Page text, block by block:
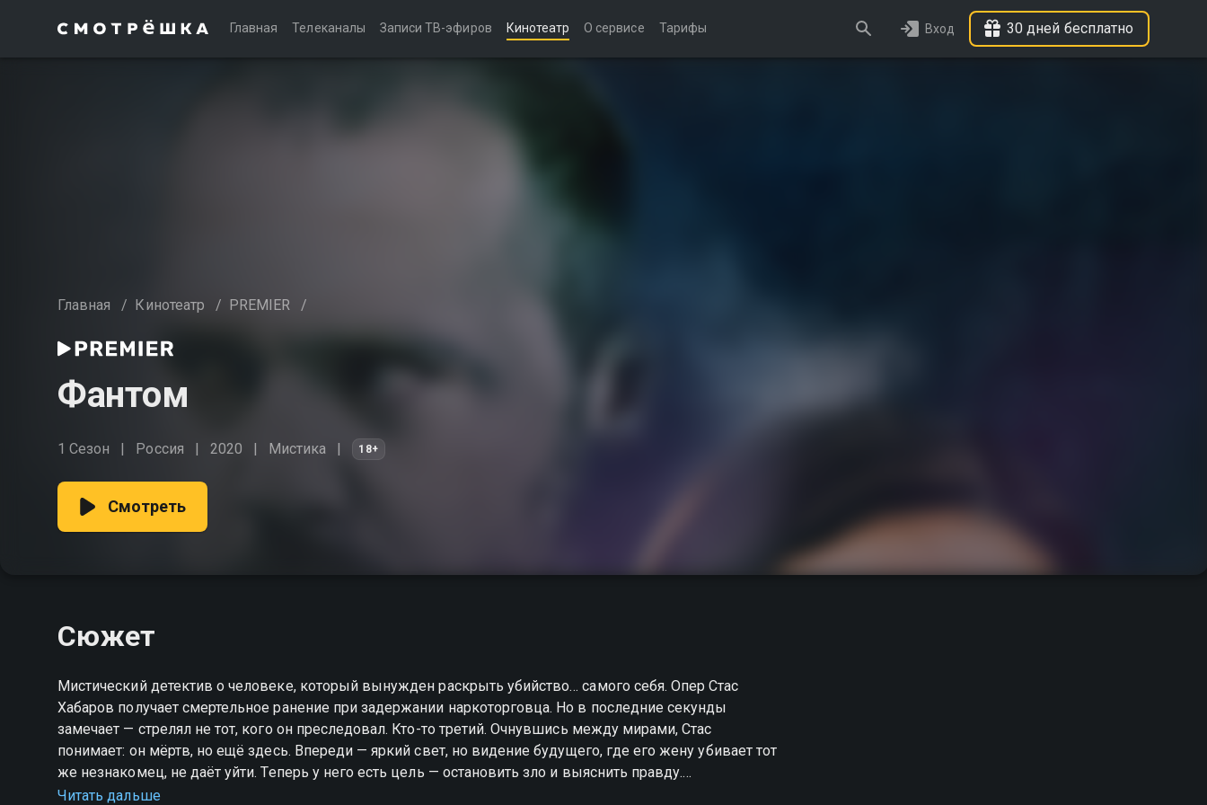
Главная Телеканалы Записи ТВ-эфиров Кинотеатр О сервисе Тарифы Вход 30 дней бесплатно
Главная / Кинотеатр / PREMIER /
Фантом
1 Сезон Россия 2020 Мистика 18+
Смотреть
Сюжет
Мистический детектив о человеке, который вынужден раскрыть убийство… самого себя. Опер Стас
Хабаров получает смертельное ранение при задержании наркоторговца. Но в последние секунды
замечает — стрелял не тот, кого он преследовал. Кто-то третий. Очнувшись между мирами, Стас
понимает: он мёртв, но ещё здесь. Впереди — яркий свет, но видение будущего, где его жену убивает тот
же незнакомец, не даёт уйти. Теперь у него есть цель — остановить зло и выяснить правду.
Единственная, кто может ему помочь, — студентка Катя. Она одна слышит и видит Стаса. И у них очень
Читать дальше